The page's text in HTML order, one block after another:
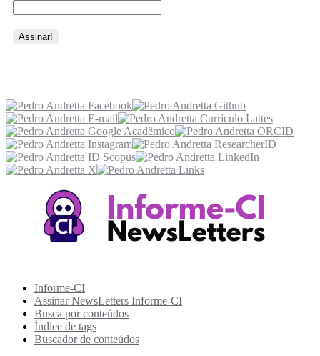
Informe-CI
Assinar NewsLetters Informe-CI
Busca por conteúdos
Índice de tags
Buscador de conteúdos